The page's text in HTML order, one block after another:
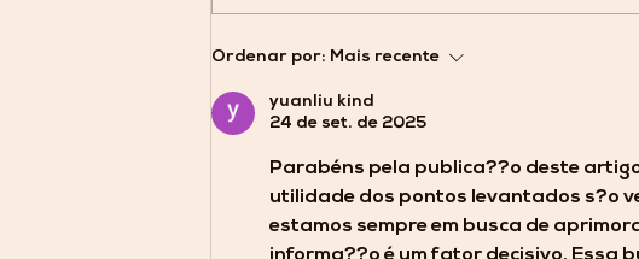
Minas Brasília entra em
campo no Bezerrão pela
4ª rodada da Série A2
Ordenar por: Mais recente
yuanliu kind
24 de set. de 2025
Parabéns pela publica??o deste
utilidade dos pontos levantados s?o
estamos sempre em busca de
informa??o é um fator decisivo. Essa